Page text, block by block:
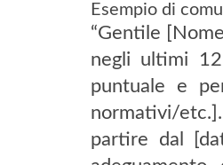
Esempio di
“Gentile
negli ultimi
puntuale e
normativi/
partire dal